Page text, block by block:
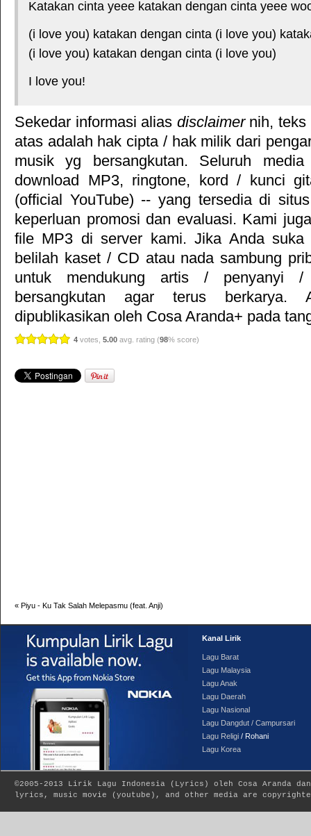
Katakan cinta yeee katakan dengan cinta yeee
(i love you) katakan dengan cinta (i love you)
(i love you) katakan dengan cinta (i love you)
I love you!
Sekedar informasi alias disclaimernih, teks
atas adalah hak cipta / hak milik dari
musik yg bersangkutan. Seluruh
download MP3, ringtone, kord / kunci
(official YouTube) -- yang tersedia di
keperluan promosi dan evaluasi. Kami
file MP3 di server kami. Jika Anda
belilah kaset / CD atau nada sambung
untuk mendukung artis / penyanyi
bersangkutan agar terus berkarya.
dipublikasikan oleh Cosa Aranda+ pada
4 votes, 5.00 avg. rating (98% score)
« Piyu - Ku Tak Salah Melepasmu (feat. Anji)
Kanal Lirik
Lagu Barat
Lagu Malaysia
Lagu Anak
Lagu Daerah
Lagu Nasional
Lagu Dangdut / Campursari
Lagu Religi / Rohani
Lagu Korea
©2005-2013 Lirik Lagu Indonesia ( Lyrics ) oleh Cosa Aranda
lyrics, music movie (youtube), and other media are